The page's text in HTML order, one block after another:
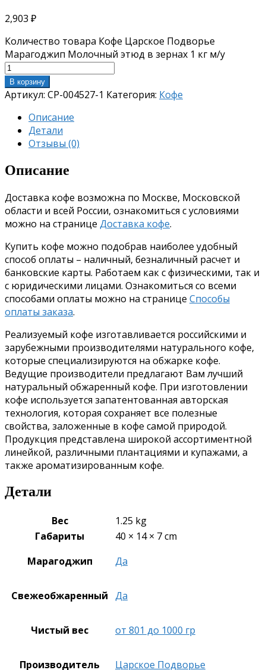
2,903 ₽
Количество товара Кофе Царское Подворье
Марагоджип Молочный этюд в зернах 1 кг м/у
В корзину
Артикул: CP-004527-1 Категория: Кофе
Описание
Детали
Отзывы (0)
Описание
Доставка кофе возможна по Москве, Московской
области и всей России, ознакомиться с условиями
можно на странице Доставка кофе.
Купить кофе можно подобрав наиболее удобный
способ оплаты – наличный, безналичный расчет и
банковские карты. Работаем как с физическими, так и
с юридическими лицами. Ознакомиться со всеми
способами оплаты можно на странице Способы
оплаты заказа.
Реализуемый кофе изготавливается российскими и
зарубежными производителями натурального кофе,
которые специализируются на обжарке кофе.
Ведущие производители предлагают Вам лучший
натуральный обжаренный кофе. При изготовлении
кофе используется запатентованная авторская
технология, которая сохраняет все полезные
свойства, заложенные в кофе самой природой.
Продукция представлена широкой ассортиментной
линейкой, различными плантациями и купажами, а
также ароматизированным кофе.
Детали
Вес
1.25 kg
Габариты
40 × 14 × 7 cm
Марагоджип
Да
Свежеобжаренный Да
Чистый вес от 801 до 1000 гр
Производитель Царское Подворье